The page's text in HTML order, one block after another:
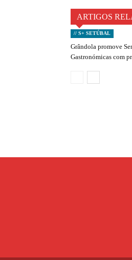
ARTIGOS
// S+ SETÚBAL
Grândola promove
Gastronómicas com